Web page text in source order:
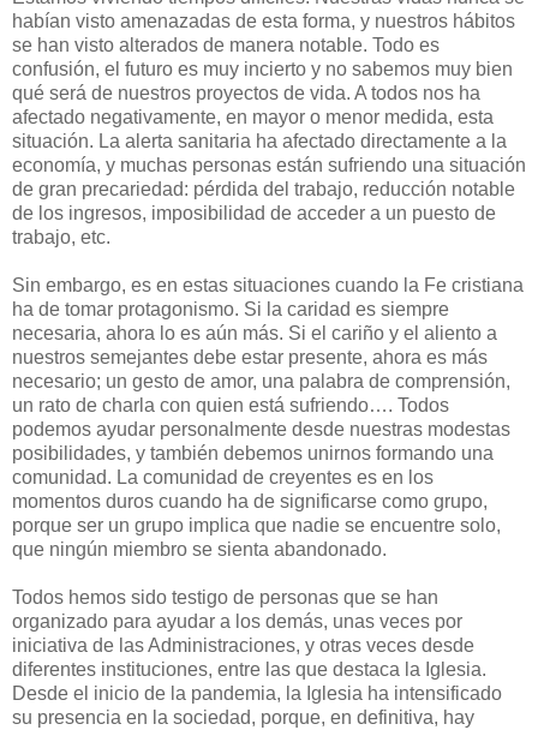
habían visto amenazadas de esta forma, y nuestros hábitos
se han visto alterados de manera notable. Todo es
confusión, el futuro es muy incierto y no sabemos muy bien
qué será de nuestros proyectos de vida. A todos nos ha
afectado negativamente, en mayor o menor medida, esta
situación. La alerta sanitaria ha afectado directamente a la
economía, y muchas personas están sufriendo una situación
de gran precariedad: pérdida del trabajo, reducción notable
de los ingresos, imposibilidad de acceder a un puesto de
trabajo, etc.
Sin embargo, es en estas situaciones cuando la Fe cristiana
ha de tomar protagonismo. Si la caridad es siempre
necesaria, ahora lo es aún más. Si el cariño y el aliento a
nuestros semejantes debe estar presente, ahora es más
necesario; un gesto de amor, una palabra de comprensión,
un rato de charla con quien está sufriendo…. Todos
podemos ayudar personalmente desde nuestras modestas
posibilidades, y también debemos unirnos formando una
comunidad. La comunidad de creyentes es en los
momentos duros cuando ha de significarse como grupo,
porque ser un grupo implica que nadie se encuentre solo,
que ningún miembro se sienta abandonado.
Todos hemos sido testigo de personas que se han
organizado para ayudar a los demás, unas veces por
iniciativa de las Administraciones, y otras veces desde
diferentes instituciones, entre las que destaca la Iglesia.
Desde el inicio de la pandemia, la Iglesia ha intensificado
su presencia en la sociedad, porque, en definitiva, hay